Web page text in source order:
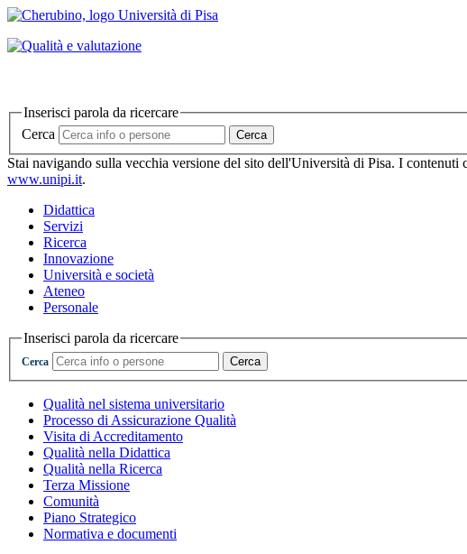
Inserisci parola da ricercare
Cerca
Cerca
Stai navigando sulla vecchia versione del sito dell'Università di Pisa. I
www.unipi.it.
Didattica
Servizi
Ricerca
Innovazione
Università e società
Ateneo
Personale
Inserisci parola da ricercare
Cerca Cerca
Qualità nel sistema universitario
Processo di Assicurazione Qualità
Visita di Accreditamento
Qualità nella Didattica
Qualità nella Ricerca
Terza Missione
Comunità
Piano Strategico
Normativa e documenti